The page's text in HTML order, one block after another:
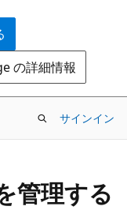
の詳細情報
サインイン
管理する